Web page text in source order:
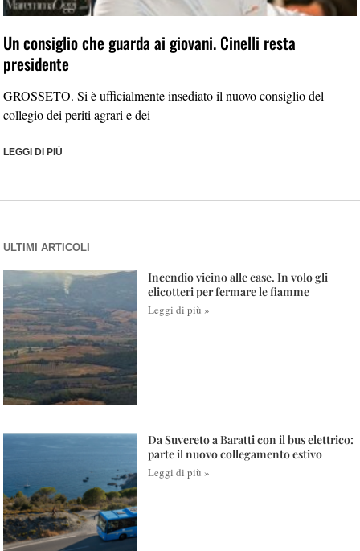
Un consiglio che guarda ai giovani. Cinelli resta
presidente
GROSSETO. Si è ufficialmente insediato il nuovo consiglio del
collegio dei periti agrari e dei
LEGGI DI PIÙ
ULTIMI ARTICOLI
Incendio vicino alle case. In volo gli
elicotteri per fermare le fiamme
Leggi di più »
Da Suvereto a Baratti con il bus elettrico:
parte il nuovo collegamento estivo
Leggi di più »